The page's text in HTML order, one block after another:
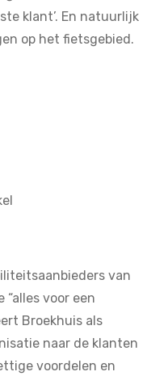
klant’. En natuurlijk
op het fietsgebied.
van
voor een
Broekhuis als
naar de klanten
voordelen en